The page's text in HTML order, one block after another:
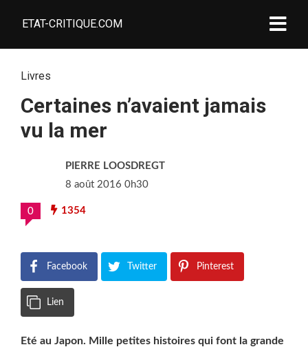
ETAT-CRITIQUE.COM
Livres
Certaines n’avaient jamais
vu la mer
PIERRE LOOSDREGT
8 août 2016 0h30
0 1354
Facebook Twitter Pinterest
Lien
Eté au Japon. Mille petites histoires qui font la grande